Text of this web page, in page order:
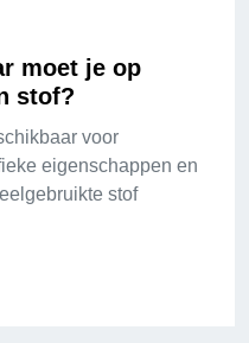
moet je op
stof?
voor
eigenschappen en
stof